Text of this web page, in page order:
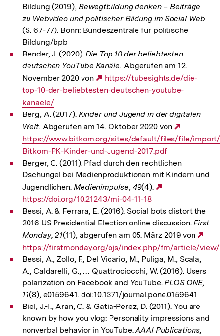
Bildung (2019), Bewegtbildung denken – Beiträge
zu Webvideo und politischer Bildung im Social Web
(S. 67-77). Bonn: Bundeszentrale für politische
Bildung/bpb
Bender, J. (2020).Die Top 10 der beliebtesten
deutschen YouTube Kanäle. Abgerufen am 12.
November 2020 von
Externer
Link:
https://tubesights.de/die-
top-10-der-beliebtesten-deutschen-youtube-
kanaele/
Berg, A. (2017). Kinder und Jugend in der digitalen
Welt. Abgerufen am 14. Oktober 2020 von
Link:
https://www.bitkom.org/sites/default/files/file/import/
Bitkom-PK-Kinder-und-Jugend-2017.pdf
Berger, C. (2011). Pfad durch den rechtlichen
Dschungel bei Medienproduktionen mit Kindern und
Jugendlichen. Medienimpulse, 49(4).
https://doi.org/10.21243/mi-04-11-18
Bessi, A. & Ferrara, E. (2016). Social bots distort the
2016 US Presidential Election online discussion. First
Monday, 21(11), abgerufen am 05. März 2019 von
https://firstmonday.org/ojs/index.php/fm/article/
Bessi, A., Zollo, F., Del Vicario, M., Puliga, M., Scala,
A., Caldarelli, G., … Quattrociocchi, W. (2016). Users
polarization on Facebook and YouTube. PLOS ONE,
11(8), e0159641. doi:10.1371/journal.pone.0159641
Biel, J.-I., Aran, O. & Gatia-Perez, D. (2011). You are
known by how you vlog: Personality impressions and
nonverbal behavior in YouTube.AAAI Publications,